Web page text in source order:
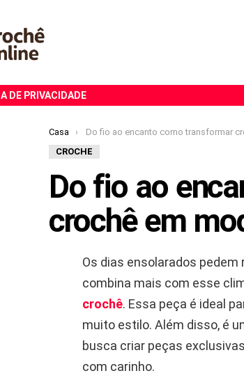
DE PRIVACIDADE
Você está aqui:
Casa
Do fio ao encanto como transformar crochê em moda infantil de
CROCHE
Do fio ao
crochê em
Os dias ensolarados pedem
combina mais com esse
crochê. Essa peça é ideal
muito estilo. Além disso, é
busca criar peças
com carinho.